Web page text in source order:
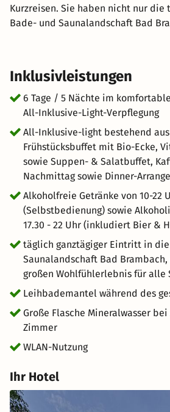
Kurzreisen. Sie haben nicht nur
Bade- und Saunalandschaft Bad
Aufenthalts kostenfrei zu nutzen -
im Rahmen der All-Inclusive-Light-
bereits inkludiert! Lernen Sie auch
Hauses kennen!
Inklusivleistungen
6 Tage / 5 Nächte im
All-Inklusive-Light-Verpflegung
All-Inklusive-light bestehend
Frühstücksbuffet mit Bio-Ecke,
sowie Suppen- & Salatbuffet,
Nachmittag sowie Dinner-
Alkoholfreie Getränke von 10-22
(Selbstbedienung) sowie
17.30 - 22 Uhr (inkludiert Bier &
täglich ganztägiger Eintritt in
Saunalandschaft Bad
großen Wohlfühlerlebnis für alle
Leihbademantel während des
Große Flasche Mineralwasser
Zimmer
WLAN-Nutzung
Ihr Hotel